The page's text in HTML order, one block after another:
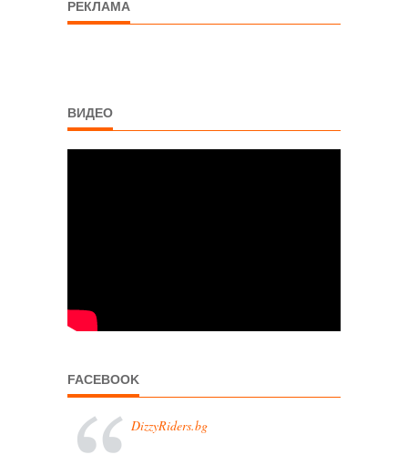
РЕКЛАМА
ВИДЕО
FACEBOOK
DizzyRiders.bg